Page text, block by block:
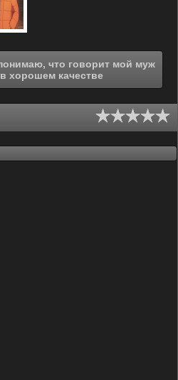
[ТВ-2] (2015) в хорошем качестве